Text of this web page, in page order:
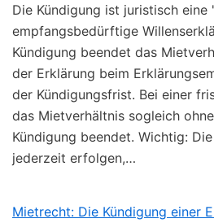
Die Kündigung ist juristisch eine
empfangsbedürftige
Kündigung beendet das
der Erklärung beim
der Kündigungsfrist. Bei einer
das Mietverhältnis sogleich
Kündigung beendet. Wichtig:
jederzeit erfolgen,…
Mietrecht: Die Kündigung einer